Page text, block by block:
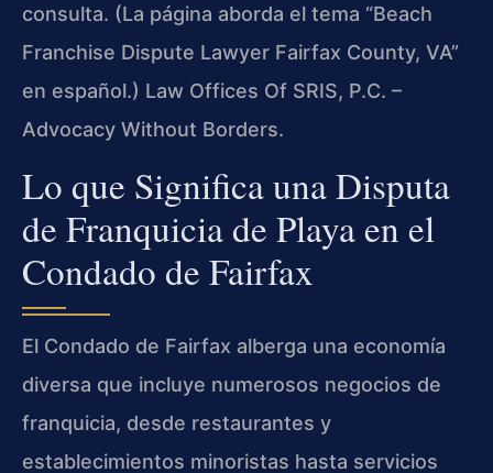
consulta. (La página aborda el tema “Beach
Franchise Dispute Lawyer Fairfax County, VA”
en español.) Law Offices Of SRIS, P.C. –
Advocacy Without Borders.
Lo que Significa una Disputa
de Franquicia de Playa en el
Condado de Fairfax
El Condado de Fairfax alberga una economía
diversa que incluye numerosos negocios de
franquicia, desde restaurantes y
establecimientos minoristas hasta servicios